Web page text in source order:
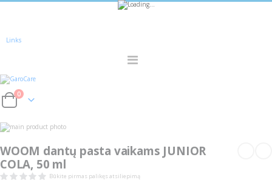
nuolaidas
Links
Toggle
Cart
0
Skip
to
end
of
the
images
Skip
beginning
images
WOOM dantų pasta vaikams JUNIOR
COLA, 50 ml
Būkite pirmas palikęs atsiliepimą